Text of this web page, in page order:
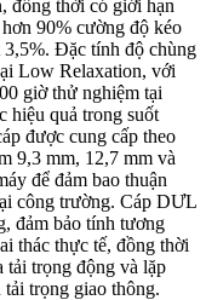
đồng thời có giới hạn
90% cường độ kéo
3,5%. Đặc tính độ chùng
Low Relaxation, với
giờ thử nghiệm tại
hiệu quả trong suốt
được cung cấp theo
9,3 mm, 12,7 mm và
để đảm bao thuận
công trường. Cáp DƯL
đảm bảo tính tương
thác thực tế, đồng thời
tải trọng động và lặp
trọng giao thông.